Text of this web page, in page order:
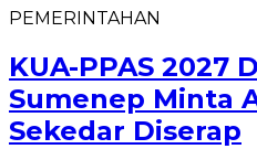
PEMERINTAHAN
KUA-PPAS 2027
Sumenep Minta
Sekedar Diserap